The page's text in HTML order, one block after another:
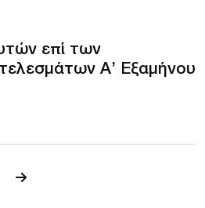
επί των
Α’ Εξαμήνου